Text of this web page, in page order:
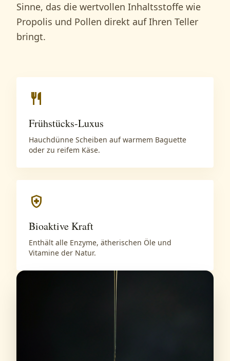
Sinne, das die wertvollen Inhaltsstoffe wie
Propolis und Pollen direkt auf Ihren Teller
bringt.
restaurant
Frühstücks-Luxus
Hauchdünne Scheiben auf warmem Baguette
oder zu reifem Käse.
health_and_safety
Bioaktive Kraft
Enthält alle Enzyme, ätherischen Öle und
Vitamine der Natur.